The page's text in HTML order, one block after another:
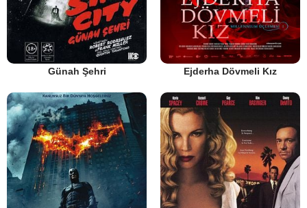
Günah Şehri Ejderha Dövmeli Kız